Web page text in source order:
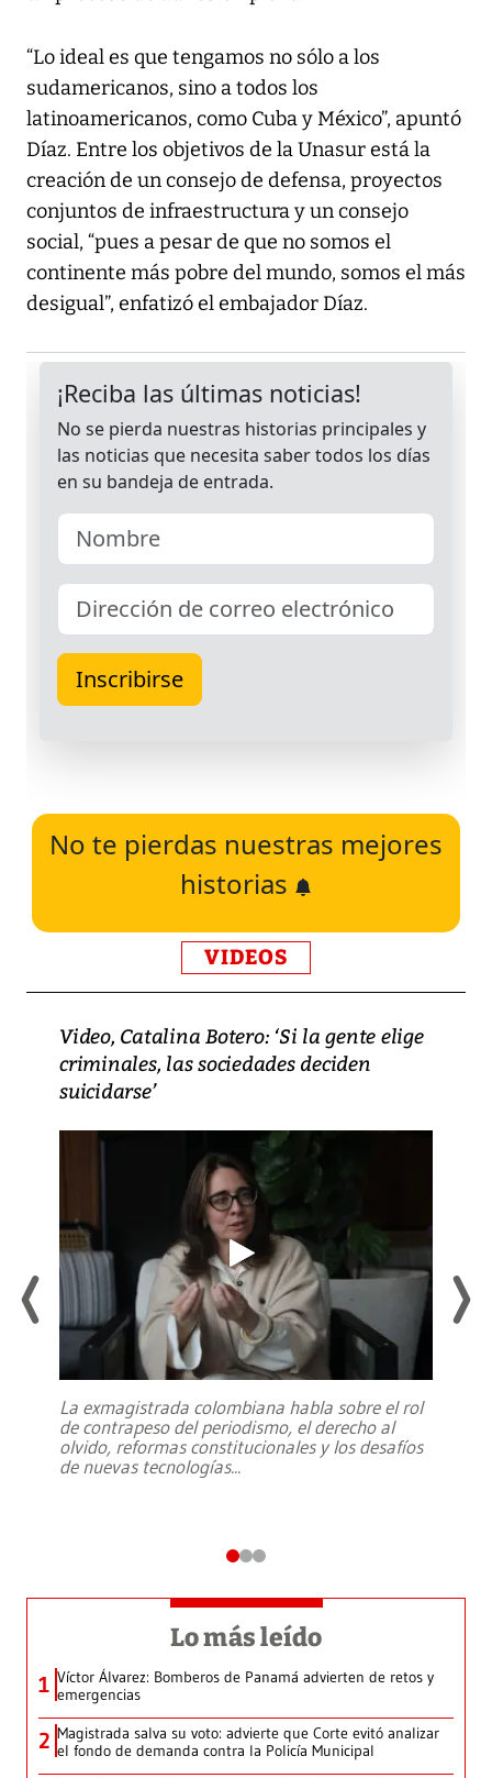
“Lo ideal es que tengamos no sólo a los
sudamericanos, sino a todos los
latinoamericanos, como Cuba y México”, apuntó
Díaz. Entre los objetivos de la Unasur está la
creación de un consejo de defensa, proyectos
conjuntos de infraestructura y un consejo
social, “pues a pesar de que no somos el
continente más pobre del mundo, somos el más
desigual”, enfatizó el embajador Díaz.
No te pierdas nuestras mejores
historias
VIDEOS
Video, Catalina Botero: ‘Si la gente elige
criminales, las sociedades deciden
suicidarse’
La exmagistrada colombiana habla sobre el rol
de contrapeso del periodismo, el derecho al
olvido, reformas constitucionales y los desafíos
de nuevas tecnologías...
Lo más leído
1 Víctor Álvarez: Bomberos de Panamá advierten de retos y
emergencias
2 Magistrada salva su voto: advierte que Corte evitó analizar
el fondo de demanda contra la Policía Municipal